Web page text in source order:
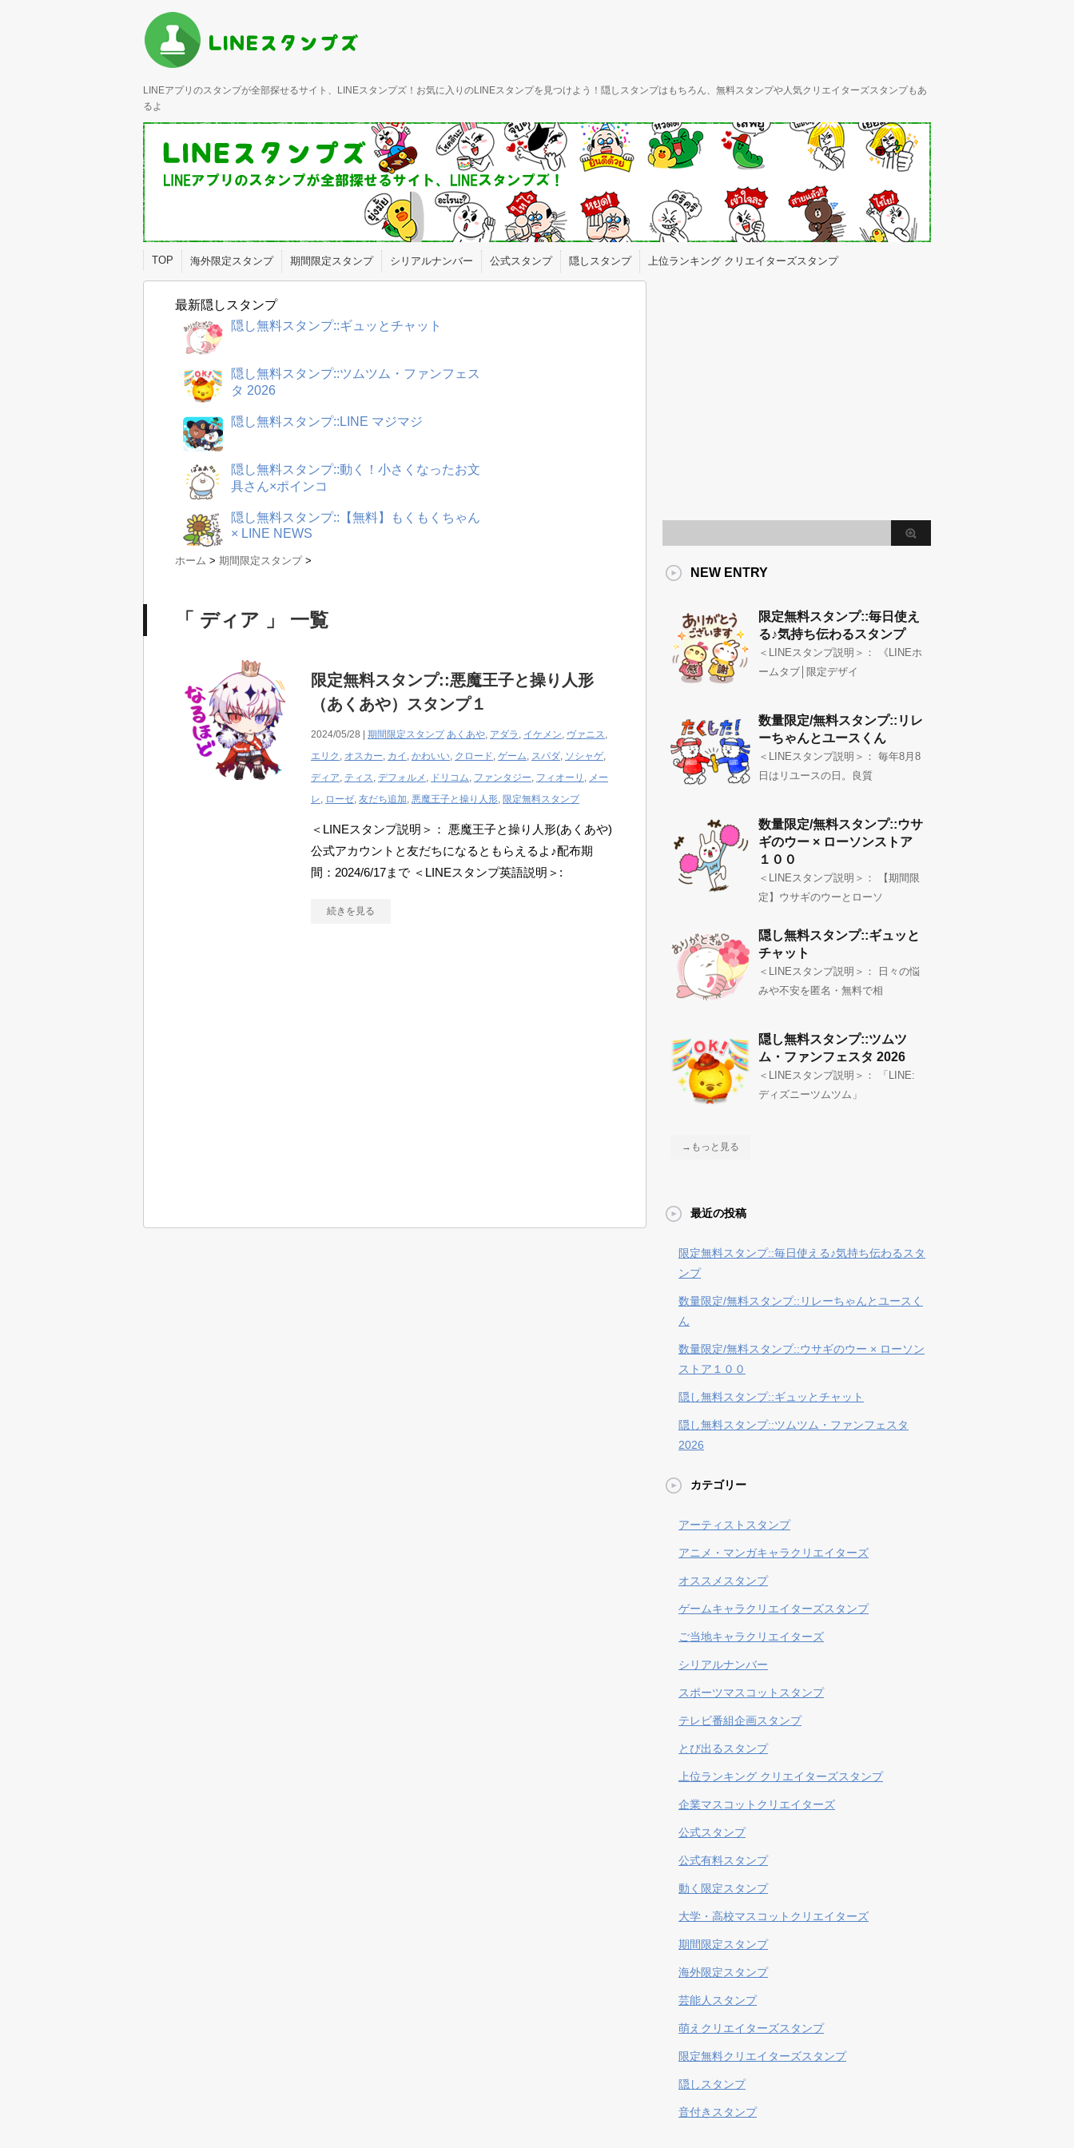
LINEアプリのスタンプが全部探せるサイト、LINEスタンプズ！お気に入りのLINEスタンプを見つけよう！隠しスタンプはもちろん、無料スタンプや人気クリエイターズスタンプもあ
るよ
TOP 海外限定スタンプ 期間限定スタンプ シリアルナンバー 公式スタンプ 隠しスタンプ 上位ランキング クリエイターズスタンプ
最新隠しスタンプ
隠し無料スタンプ::ギュッとチャット
隠し無料スタンプ::ツムツム・ファンフェス
タ 2026
隠し無料スタンプ::LINE マジマジ
隠し無料スタンプ::動く！小さくなったお文
具さん×ポインコ
隠し無料スタンプ::【無料】もくもくちゃん
× LINE NEWS
ホーム > 期間限定スタンプ >
「 ディア 」 一覧
限定無料スタンプ::悪魔王子と操り人形
（あくあや）スタンプ１
2024/05/28 | 期間限定スタンプ あくあや, アダラ , イケメン, ヴァニス,
エリク , オスカー, カイ , かわいい, クロード, ゲーム, スパダ, ソシャゲ,
ディア, ティス, デフォルメ , ドリコム, ファンタジー, フィオーリ , メー
レ, ローゼ, 友だち追加, 悪魔王子と操り人形, 限定無料スタンプ
＜LINEスタンプ説明＞： 悪魔王子と操り人形(あくあや)
公式アカウントと友だちになるともらえるよ♪配布期
間：2024/6/17まで ＜LINEスタンプ英語説明＞:
続きを見る
NEW ENTRY
限定無料スタンプ::毎日使え
る♪気持ち伝わるスタンプ
＜LINEスタンプ説明＞： 《LINEホ
ームタブ│限定デザイ
数量限定/無料スタンプ::リレ
ーちゃんとユースくん
＜LINEスタンプ説明＞： 毎年8月8
日はリユースの日。良質
数量限定/無料スタンプ::ウサ
ギのウー × ローソンストア
１００
＜LINEスタンプ説明＞： 【期間限
定】ウサギのウーとローソ
隠し無料スタンプ::ギュッと
チャット
＜LINEスタンプ説明＞： 日々の悩
みや不安を匿名・無料で相
隠し無料スタンプ::ツムツ
ム・ファンフェスタ 2026
＜LINEスタンプ説明＞： 「LINE:
ディズニーツムツム」
→もっと見る
最近の投稿
限定無料スタンプ::毎日使える♪気持ち伝わるスタ
ンプ
数量限定/無料スタンプ::リレーちゃんとユースく
ん
数量限定/無料スタンプ::ウサギのウー × ローソン
ストア１００
隠し無料スタンプ::ギュッとチャット
隠し無料スタンプ::ツムツム・ファンフェスタ
2026
カテゴリー
アーティストスタンプ
アニメ・マンガキャラクリエイターズ
オススメスタンプ
ゲームキャラクリエイターズスタンプ
ご当地キャラクリエイターズ
シリアルナンバー
スポーツマスコットスタンプ
テレビ番組企画スタンプ
とび出るスタンプ
上位ランキング クリエイターズスタンプ
企業マスコットクリエイターズ
公式スタンプ
公式有料スタンプ
動く限定スタンプ
大学・高校マスコットクリエイターズ
期間限定スタンプ
海外限定スタンプ
芸能人スタンプ
萌えクリエイターズスタンプ
限定無料クリエイターズスタンプ
隠しスタンプ
音付きスタンプ